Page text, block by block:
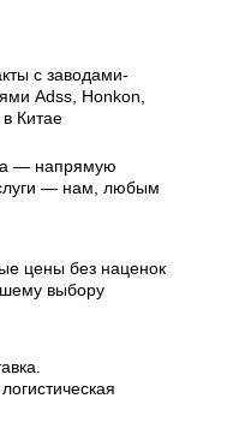
цены без наценок
выбору
— напрямую
— нам, любым
с заводами-
Аdss, Honkon,
Китае